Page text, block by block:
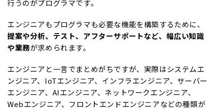
行うのがプログラマです。
エンジニアもプログラマも必要な機能を構築するために、
提案や分析、テスト、アフターサポートなど、幅広い知識
や業務が求められます。
エンジニアと一言でまとめがちですが、実際はシステムエ
ンジニア、IoTエンジニア、インフラエンジニア、サーバー
エンジニア、AIエンジニア、ネットワークエンジニア、
Webエンジニア、フロントエンドエンジニアなどの種類が